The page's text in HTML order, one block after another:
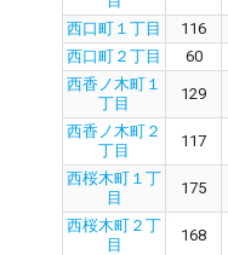
西口町１丁目
116
西口町２丁目
60
西香ノ木町１
丁目
129
西香ノ木町２
丁目
117
西桜木町１丁
目
175
西桜木町２丁
目
168